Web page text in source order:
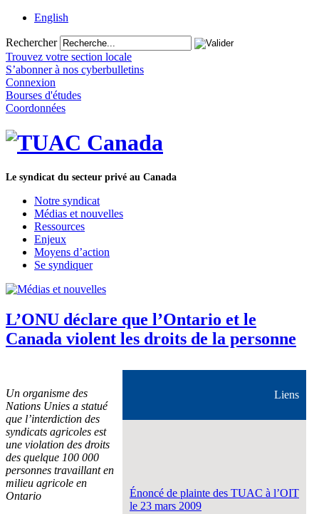
English
Rechercher
Trouvez votre section locale
S’abonner à nos cyberbulletins
Connexion
Bourses d'études
Coordonnées
Le syndicat du secteur privé au Canada
Notre syndicat
Médias et nouvelles
Ressources
Enjeux
Moyens d’action
Se syndiquer
L’ONU déclare que l’Ontario et le
Canada violent les droits de la personne
Liens
Énoncé de plainte des TUAC à l’OIT
le 23 mars 2009
Un organisme des
Nations Unies a statué
que l’interdiction des
syndicats agricoles est
une violation des droits
des quelque 100 000
personnes travaillant en
milieu agricole en
Ontario